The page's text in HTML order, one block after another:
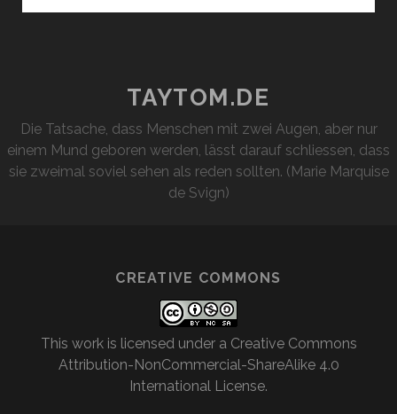
TAYTOM.DE
Die Tatsache, dass Menschen mit zwei Augen, aber nur
einem Mund geboren werden, lässt darauf schliessen, dass
sie zweimal soviel sehen als reden sollten. (Marie Marquise
de Svign)
CREATIVE COMMONS
This work is licensed under a Creative Commons
Attribution-NonCommercial-ShareAlike 4.0
International License.